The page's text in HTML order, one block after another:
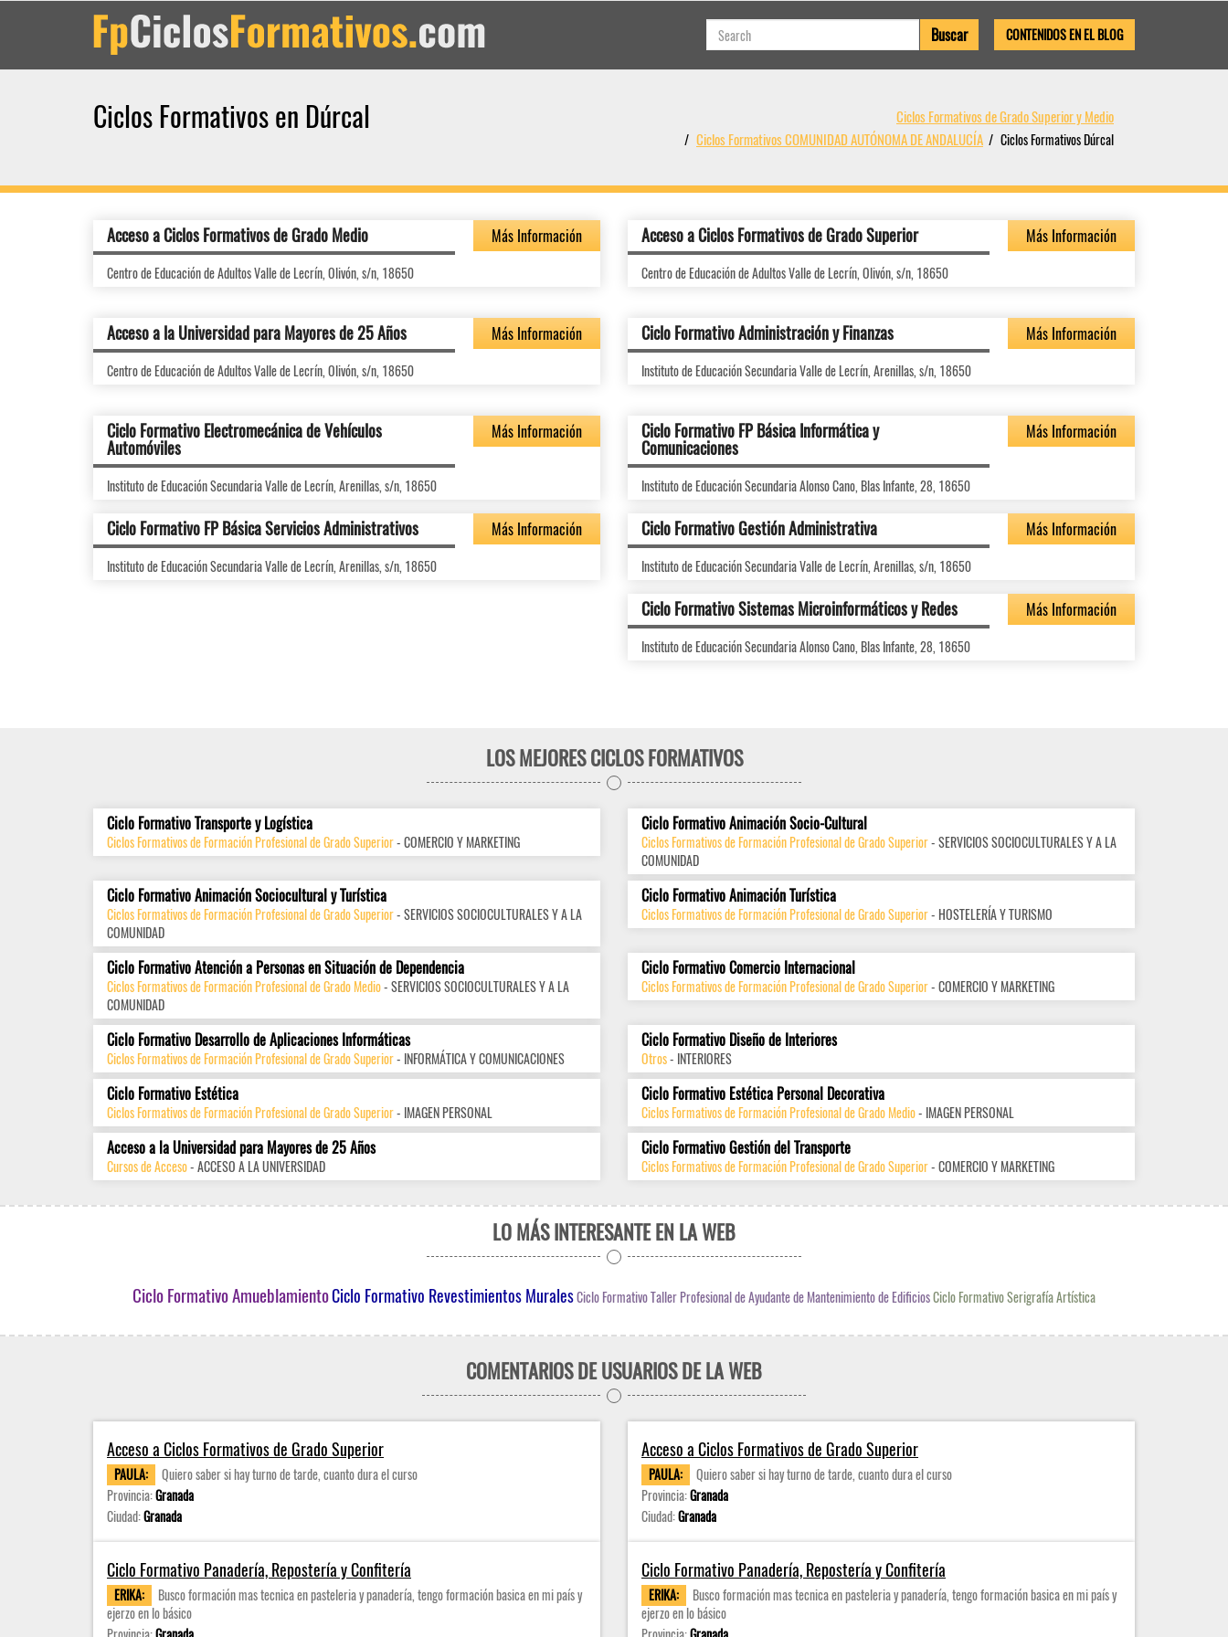
CONTENIDOS EN EL BLOG
Ciclos Formativos en Dúrcal
Ciclos Formativos de Grado Superior y Medio
Ciclos Formativos COMUNIDAD AUTÓNOMA DE ANDALUCÍA
Ciclos Formativos Dúrcal
Acceso a Ciclos Formativos de Grado Medio Más Información
Centro de Educación de Adultos Valle de Lecrín, Olivón, s/n, 18650
Acceso a Ciclos Formativos de Grado Superior Más Información
Centro de Educación de Adultos Valle de Lecrín, Olivón, s/n, 18650
Acceso a la Universidad para Mayores de 25 Años Más Información
Centro de Educación de Adultos Valle de Lecrín, Olivón, s/n, 18650
Ciclo Formativo Administración y Finanzas Más Información
Instituto de Educación Secundaria Valle de Lecrín, Arenillas, s/n, 18650
Ciclo Formativo Electromecánica de Vehículos
Automóviles
Más Información
Instituto de Educación Secundaria Valle de Lecrín, Arenillas, s/n, 18650
Ciclo Formativo FP Básica Informática y
Comunicaciones
Más Información
Instituto de Educación Secundaria Alonso Cano, Blas Infante, 28, 18650
Ciclo Formativo FP Básica Servicios Administrativos Más Información
Instituto de Educación Secundaria Valle de Lecrín, Arenillas, s/n, 18650
Ciclo Formativo Gestión Administrativa Más Información
Instituto de Educación Secundaria Valle de Lecrín, Arenillas, s/n, 18650
Ciclo Formativo Sistemas Microinformáticos y Redes Más Información
Instituto de Educación Secundaria Alonso Cano, Blas Infante, 28, 18650
LOS MEJORES CICLOS FORMATIVOS
Ciclo Formativo Transporte y Logística
Ciclos Formativos de Formación Profesional de Grado Superior- COMERCIO Y MARKETING
Ciclo Formativo Animación Socio-Cultural
Ciclos Formativos de Formación Profesional de Grado Superior- SERVICIOS SOCIOCULTURALES Y A LA
COMUNIDAD
Ciclo Formativo Animación Sociocultural y Turística
Ciclos Formativos de Formación Profesional de Grado Superior- SERVICIOS SOCIOCULTURALES Y A LA
COMUNIDAD
Ciclo Formativo Animación Turística
Ciclos Formativos de Formación Profesional de Grado Superior- HOSTELERÍA Y TURISMO
Ciclo Formativo Atención a Personas en Situación de Dependencia
Ciclos Formativos de Formación Profesional de Grado Medio- SERVICIOS SOCIOCULTURALES Y A LA
COMUNIDAD
Ciclo Formativo Comercio Internacional
Ciclos Formativos de Formación Profesional de Grado Superior- COMERCIO Y MARKETING
Ciclo Formativo Desarrollo de Aplicaciones Informáticas
Ciclos Formativos de Formación Profesional de Grado Superior- INFORMÁTICA Y COMUNICACIONES
Ciclo Formativo Diseño de Interiores
Otros- INTERIORES
Ciclo Formativo Estética
Ciclos Formativos de Formación Profesional de Grado Superior- IMAGEN PERSONAL
Ciclo Formativo Estética Personal Decorativa
Ciclos Formativos de Formación Profesional de Grado Medio- IMAGEN PERSONAL
Acceso a la Universidad para Mayores de 25 Años
Cursos de Acceso- ACCESO A LA UNIVERSIDAD
Ciclo Formativo Gestión del Transporte
Ciclos Formativos de Formación Profesional de Grado Superior- COMERCIO Y MARKETING
LO MÁS INTERESANTE EN LA WEB
Ciclo Formativo AmueblamientoCiclo Formativo Revestimientos MuralesCiclo Formativo Taller Profesional de Ayudante de Mantenimiento de EdificiosCiclo Formativo Serigrafía Artística
COMENTARIOS DE USUARIOS DE LA WEB
Acceso a Ciclos Formativos de Grado Superior
PAULA:
Quiero saber si hay turno de tarde, cuanto dura el curso
Provincia:Granada
Ciudad:Granada
Acceso a Ciclos Formativos de Grado Superior
PAULA:
Quiero saber si hay turno de tarde, cuanto dura el curso
Provincia:Granada
Ciudad:Granada
Ciclo Formativo Panadería, Repostería y Confitería
ERIKA:
Busco formación mas tecnica en pasteleria y panadería, tengo formación basica en mi país y
ejerzo en lo básico
Ciclo Formativo Panadería, Repostería y Confitería
ERIKA:
Busco formación mas tecnica en pasteleria y panadería, tengo formación basica en mi país y
ejerzo en lo básico